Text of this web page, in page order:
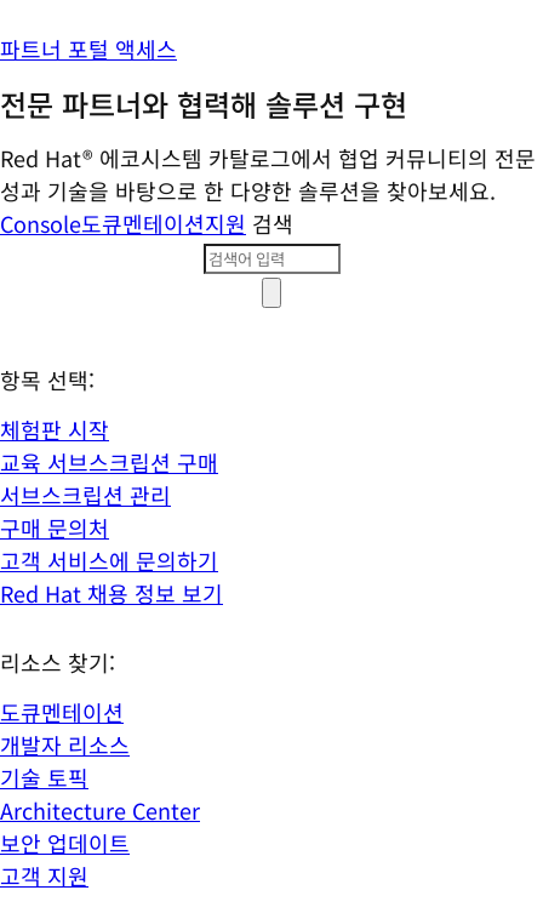
파트너 포털 액세스
전문 파트너와 협력해 솔루션 구현
Red Hat® 에코시스템 카탈로그에서 협업 커뮤니티의 전문
성과 기술을 바탕으로 한 다양한 솔루션을 찾아보세요.
Console도큐멘테이션지원 검색
항목 선택:
체험판 시작
교육 서브스크립션 구매
서브스크립션 관리
구매 문의처
고객 서비스에 문의하기
Red Hat 채용 정보 보기
리소스 찾기:
도큐멘테이션
개발자 리소스
기술 토픽
Architecture Center
보안 업데이트
고객 지원